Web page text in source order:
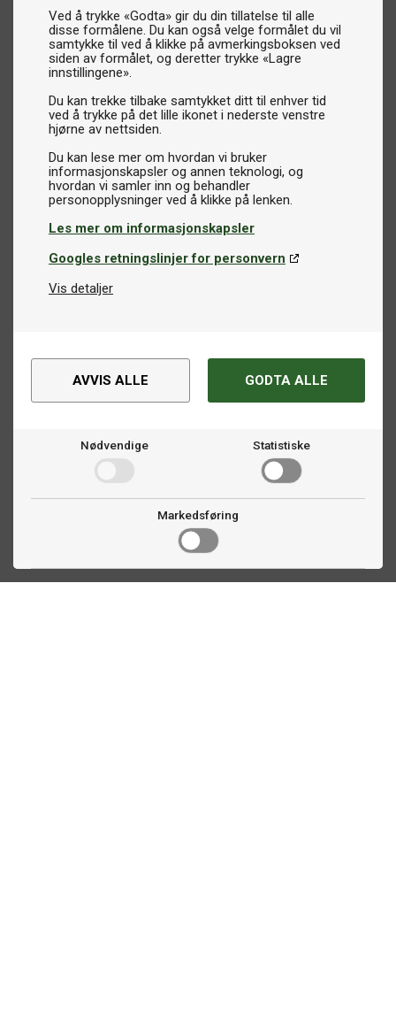
Ved å trykke «Godta» gir du din tillatelse til alle
disse formålene. Du kan også velge formålet du vil
samtykke til ved å klikke på avmerkingsboksen ved
siden av formålet, og deretter trykke «Lagre
innstillingene».
Du kan trekke tilbake samtykket ditt til enhver tid
ved å trykke på det lille ikonet i nederste venstre
hjørne av nettsiden.
Du kan lese mer om hvordan vi bruker
informasjonskapsler og annen teknologi, og
hvordan vi samler inn og behandler
Les mer om informasjonskapsler
Googles retningslinjer for personvern
Vis detaljer
AVVIS ALLE GODTA ALLE
Nødvendige Statistiske
Markedsføring